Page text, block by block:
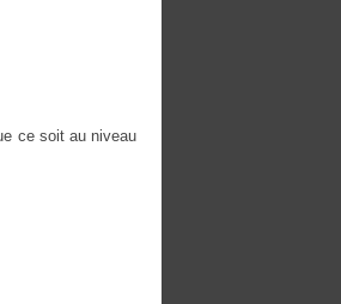
ce soit au niveau